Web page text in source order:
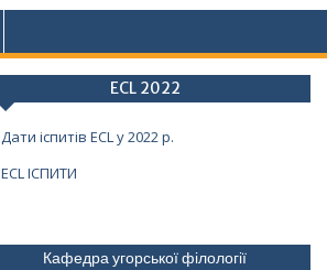
ECL 2022
Дати іспитів ECL у 2022 р.
ECL ІСПИТИ
Кафедра угорської філології